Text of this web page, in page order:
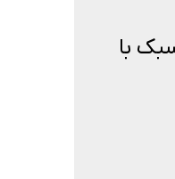
سبک با